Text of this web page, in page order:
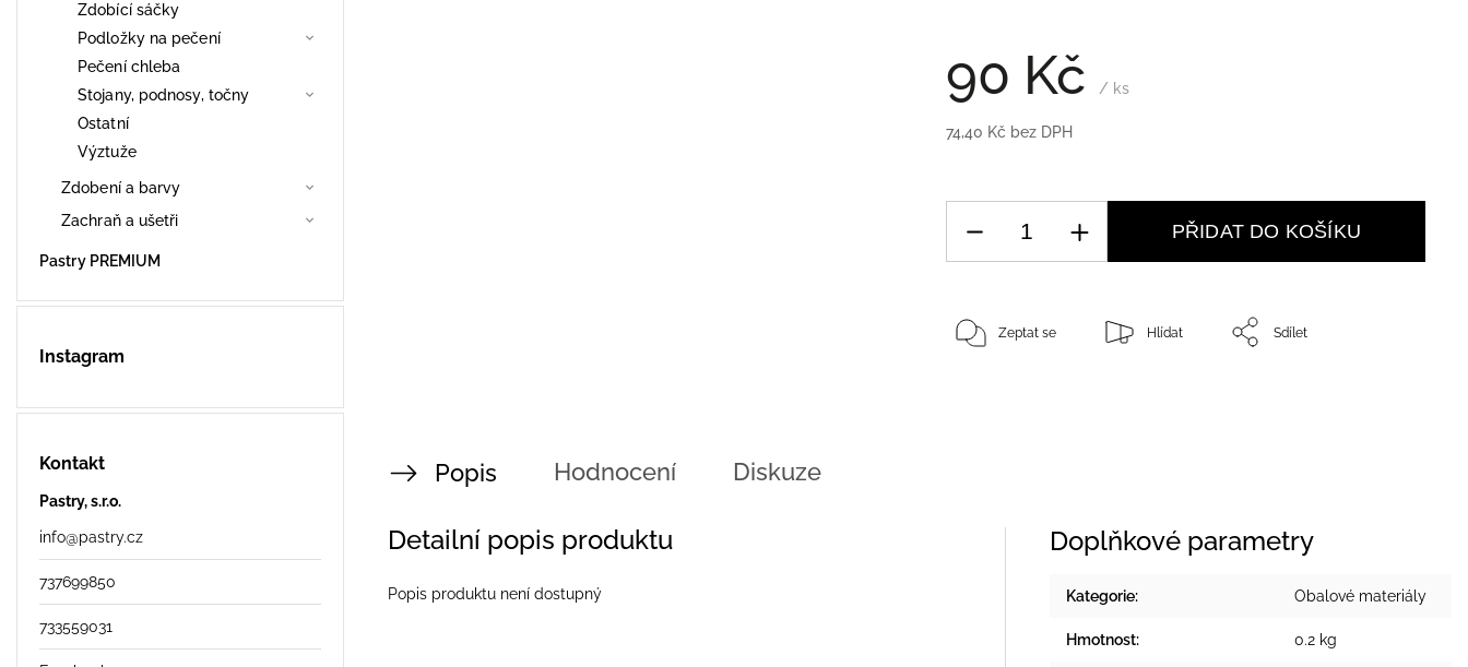
Zdobící sáčky
Podložky na pečení
Pečení chleba
Stojany, podnosy, točny
Ostatní
Výztuže
Zdobení a barvy
Zachraň a ušetři
Pastry PREMIUM
Instagram
Kontakt
Pastry, s.r.o.
info@pastry.cz
737699850
733559031
90 Kč / ks
74,40 Kč bez DPH
PŘIDAT DO KOŠÍKU
Zeptat se Hlídat Sdílet
Popis Hodnocení Diskuze
Detailní popis produktu
Popis produktu není dostupný
Doplňkové parametry
Kategorie: Obalové materiály
Hmotnost: 0.2 kg